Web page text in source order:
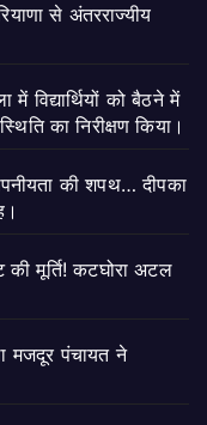
से अंतरराज्यीय
विद्यार्थियों को बैठने में
का निरीक्षण किया।
की शपथ… दीपका
की मूर्ति! कटघोरा अटल
मजदूर पंचायत ने